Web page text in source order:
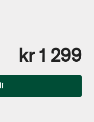
kr 1 299